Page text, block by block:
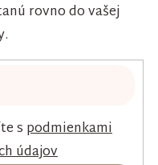
rovno do vašej
s podmienkami
údajov